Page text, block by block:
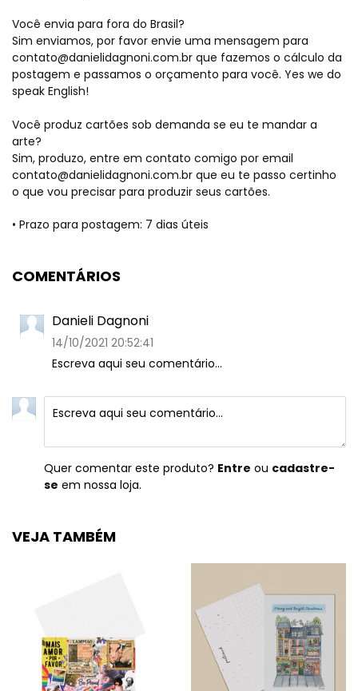
Você envia para fora do Brasil?
Sim enviamos, por favor envie uma mensagem para
contato@danielidagnoni.com.br que fazemos o cálculo da
postagem e passamos o orçamento para você. Yes we do
speak English!
Você produz cartões sob demanda se eu te mandar a
arte?
Sim, produzo, entre em contato comigo por email
contato@danielidagnoni.com.br que eu te passo certinho
o que vou precisar para produzir seus cartões.
• Prazo para postagem: 7 dias úteis
COMENTÁRIOS
Danieli Dagnoni
14/10/2021 20:52:41
Escreva aqui seu comentário...
Quer comentar este produto? Entre ou cadastre-
se em nossa loja.
VEJA TAMBÉM